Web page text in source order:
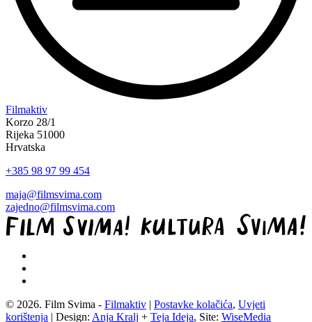
“Koke
svima
—
inkluzivna
svima
Kino
Mediteran
projekcija
u
kinu
Bačvice”
Filmaktiv
Korzo 28/1
Rijeka 51000
Hrvatska
+385 98 97 99 454
maja@filmsvima.com
zajedno@filmsvima.com
© 2026. Film Svima - Filmaktiv | Postavke kolačića, Uvjeti
korištenja | Design: Anja Kralj + Teja Ideja, Site: WiseMedia